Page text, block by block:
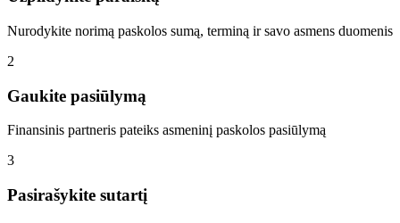
Nurodykite norimą paskolos sumą, terminą ir savo asmens duomenis
2
Gaukite pasiūlymą
Finansinis partneris pateiks asmeninį paskolos pasiūlymą
3
Pasirašykite sutartį